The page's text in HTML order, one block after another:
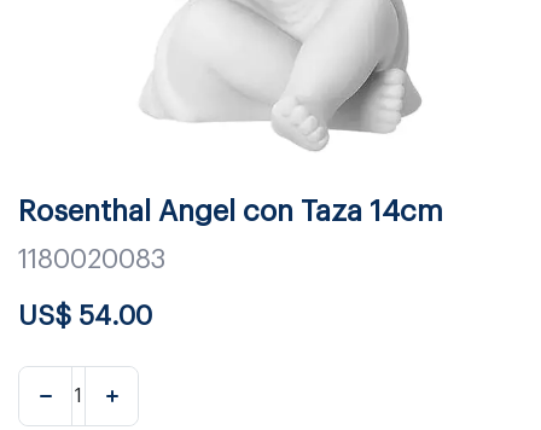
Rosenthal Angel con Taza 14cm
1180020083
US$ 54.00